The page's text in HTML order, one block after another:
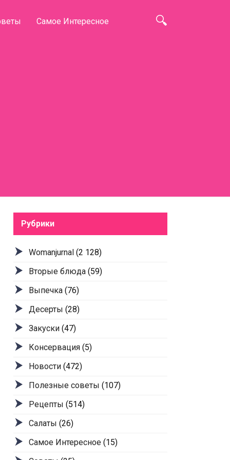
Самое Интересное
Рубрики
Womanjurnal (2 128)
Вторые блюда (59)
Выпечка (76)
Десерты (28)
Закуски (47)
Консервация (5)
Новости (472)
Полезные советы (107)
Рецепты (514)
Салаты (26)
Самое Интересное (15)